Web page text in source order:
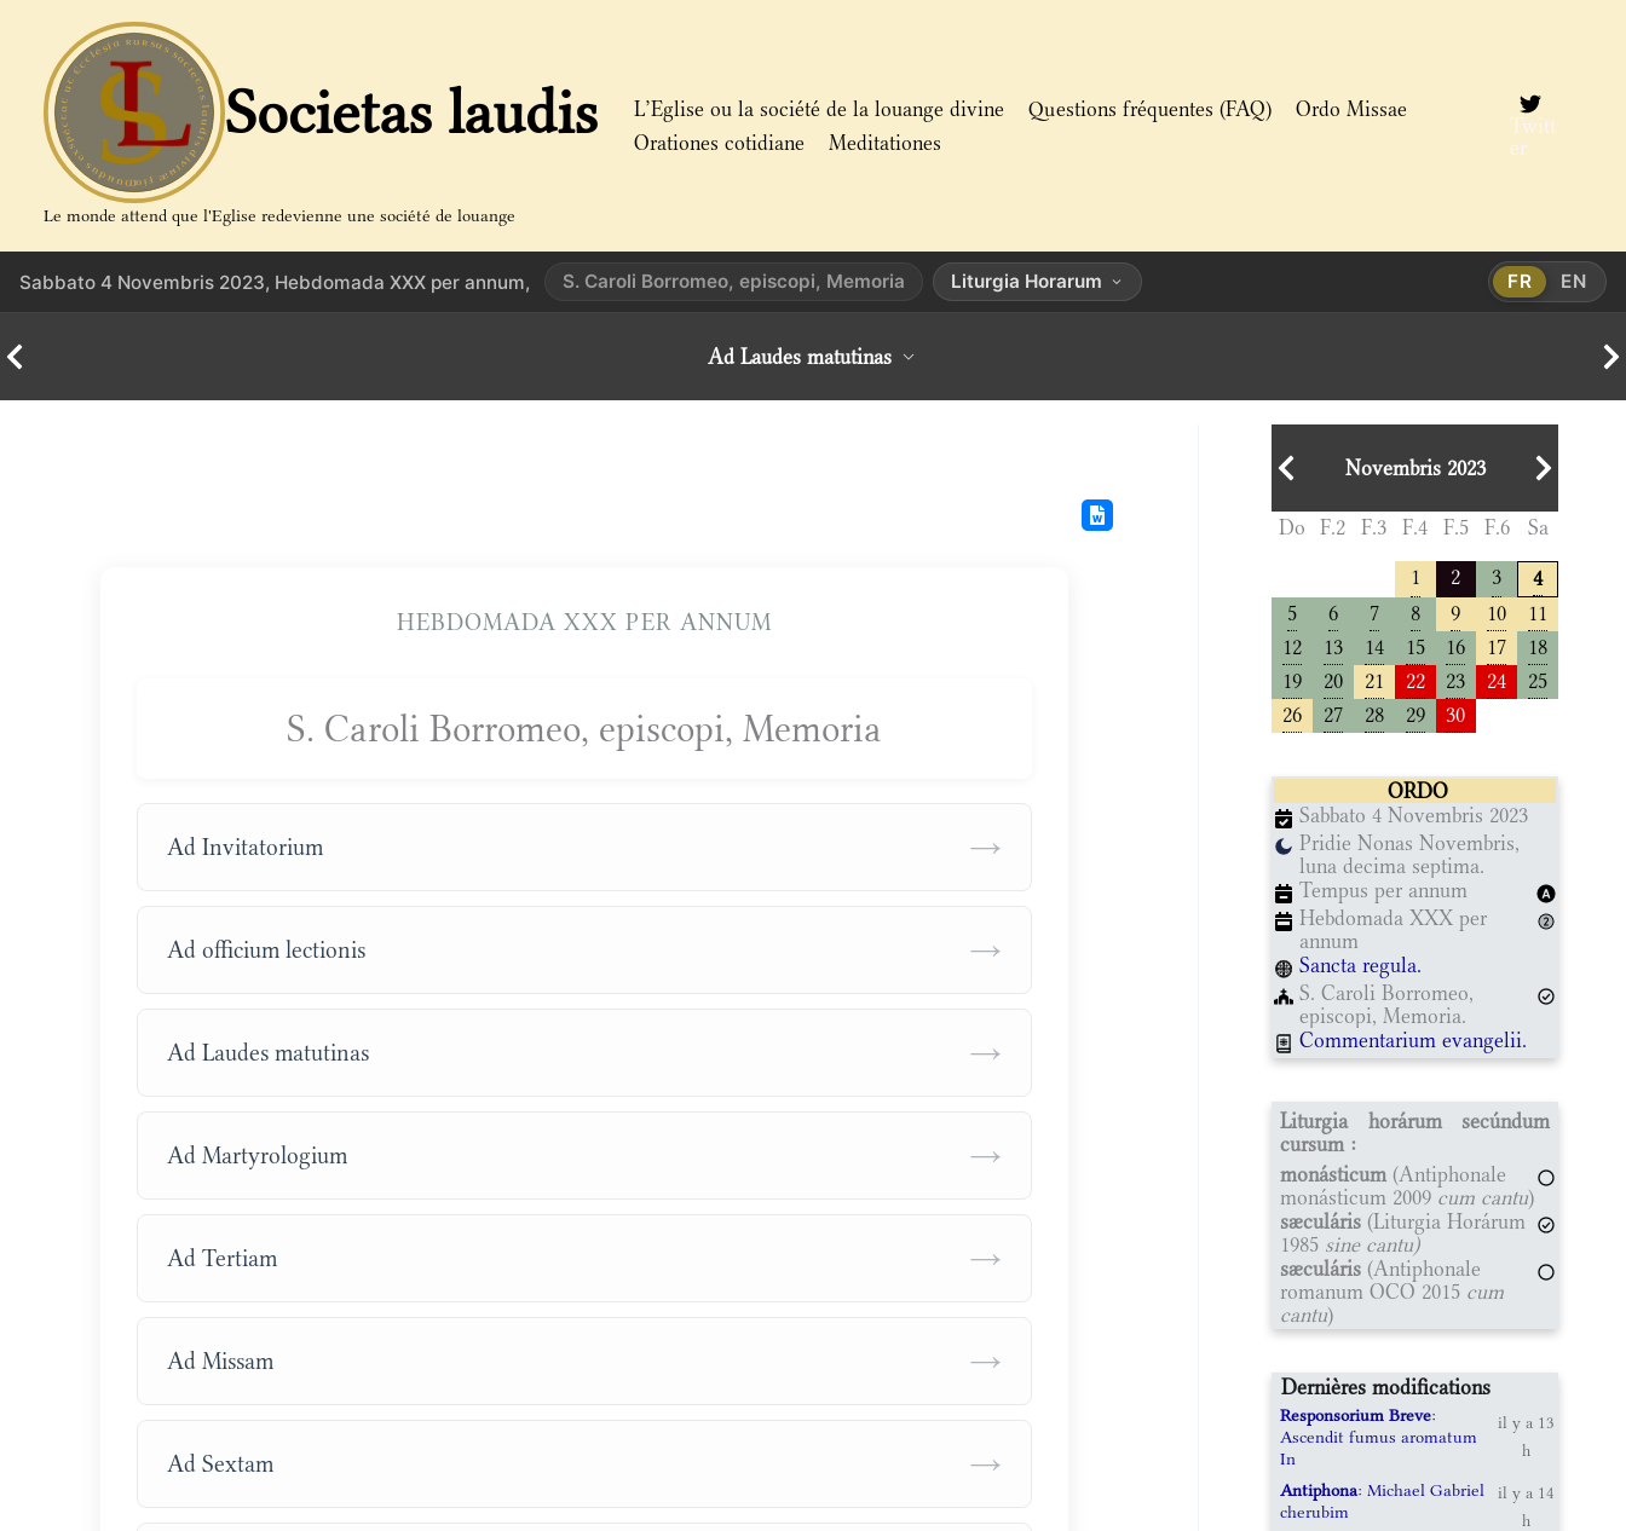
contenu
Societas laudis
Le monde attend que l'Eglise redevienne une société de louange
L’Eglise ou la société de la louange divine Questions fréquentes (FAQ)
Ordo Missae
Orationes cotidiane
Meditationes
Twitt
er
Sabbato 4 Novembris 2023, Hebdomada XXX per annum, S. Caroli Borromeo, episcopi, Memoria Liturgia Horarum FR EN
Ad Laudes matutinas
HEBDOMADA XXX PER ANNUM
S. Caroli Borromeo, episcopi, Memoria
Ad Invitatorium →
Ad officium lectionis →
Ad Laudes matutinas →
Ad Martyrologium →
Ad Tertiam →
Ad Missam →
Ad Sextam →
Novembris 2023
Do F.2 F.3 F.4 F.5 F.6 Sa
1 2 3
4
5
6 7 8 9 10
11
12
13 14 15 16 17
18
19
20 21 22 23 24
25
26
27 28 29 30
ORDO
Sabbato 4 Novembris 2023
Pridie Nonas Novembris,
luna decima septima.
Tempus per annum
Hebdomada XXX per
annum
Sancta regula.
S. Caroli Borromeo,
episcopi, Memoria.
Commentarium evangelii.
Liturgia horárum secúndum
cursum :
monásticum (Antiphonale
monásticum 2009 cum cantu)
sæculáris (Liturgia Horárum
1985 sine cantu)
sæculáris (Antiphonale
romanum OCO 2015 cum
cantu)
Dernières modifications
Responsorium Breve:
Ascendit fumus aromatum
In
il y a 13
h
Antiphona: Michael Gabriel
cherubim
il y a 14
h